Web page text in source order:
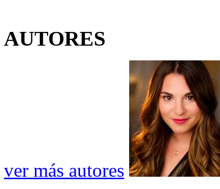
AUTORES
ver más autores